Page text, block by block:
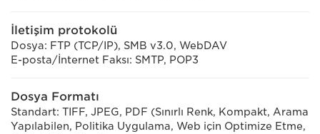
İletişim protokolü
Dosya: FTP (TCP/IP), SMB v3.0, WebDAV
E-posta/İnternet Faksı: SMTP, POP3
Dosya Formatı
Standart: TIFF, JPEG, PDF (Sınırlı Renk, Kompakt, Arama
Yapılabilen, Politika Uygulama, Web için Optimize Etme,